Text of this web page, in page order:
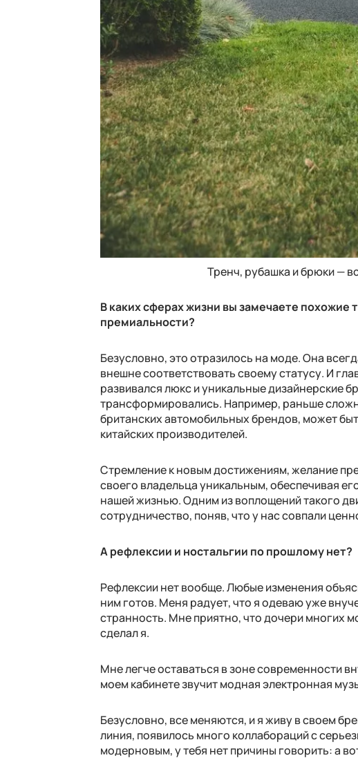
Тренч, рубашка и брюки —
В каких сферах жизни вы замечаете
премиальности?
Безусловно, это отразилось на моде. Она
внешне соответствовать своему статусу. И
развивался люкс и уникальные дизайнерские
трансформировались. Например, раньше
британских автомобильных брендов, может
китайских производителей.
Стремление к новым достижениям, желание
своего владельца уникальным, обеспечивая
нашей жизнью. Одним из воплощений такого
сотрудничество, поняв, что у нас совпали
А рефлексии и ностальгии по прошлому нет?
Рефлексии нет вообще. Любые изменения
ним готов. Меня радует, что я одеваю уже
странность. Мне приятно, что дочери многих
сделал я.
Мне легче оставаться в зоне современности
моем кабинете звучит модная электронная
Безусловно, все меняются, и я живу в своем
линия, появилось много коллабораций с
модерновым, у тебя нет причины говорить: а